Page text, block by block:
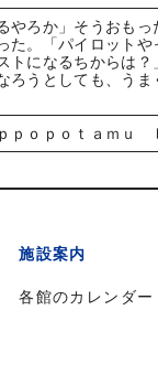
やろか」そうおも
た。「パイロットや
トになるちからは
ろうとしても、うま
ｏｐｏｔａｍｕ
施設案内
各館のカレンダー